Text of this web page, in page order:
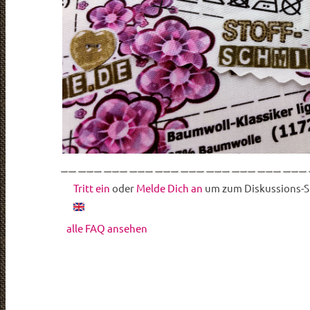
Tritt ein oder Melde Dich an um zum
alle FAQ ansehen